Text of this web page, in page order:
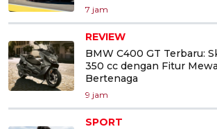
7 jam
REVIEW
BMW C400 GT Terbaru:
350 cc dengan Fitur
Bertenaga
9 jam
SPORT